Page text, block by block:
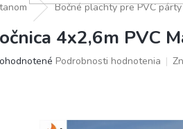
Bočné plachty pre PVC
4x2,6m PVC
Podrobnosti hodnotenia